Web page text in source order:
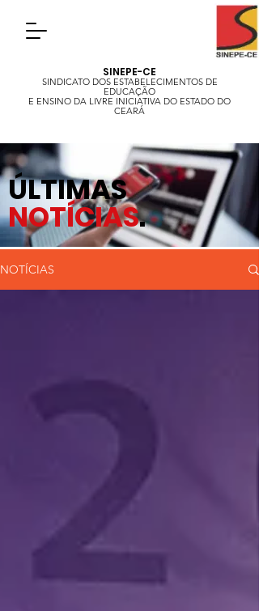
SINEPE-CE
SINDICATO DOS ESTABELECIMENTOS DE
EDUCAÇÃO
E ENSINO DA LIVRE INICIATIVA DO ESTADO DO
CEARÁ
ÚLTIMAS
NOTÍCIAS.
NOTÍCIAS